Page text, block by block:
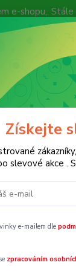
e-shopu,.
Nevíte
žádné zboží.
Získejte
slevové akce .
e-mailem dle
zpracováním